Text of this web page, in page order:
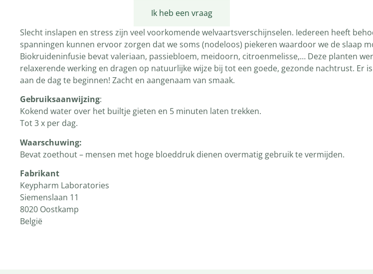
Ik heb een vraag
Slecht inslapen en stress zijn veel voorkomende welvaartsverschijnselen. Iedereen heeft
spanningen kunnen ervoor zorgen dat we soms (nodeloos) piekeren waardoor we de slaap
Biokruideninfusie bevat valeriaan, passiebloem, meidoorn, citroenmelisse,… Deze planten
relaxerende werking en dragen op natuurlijke wijze bij tot een goede, gezonde nachtrust.
aan de dag te beginnen! Zacht en aangenaam van smaak.
Gebruiksaanwijzing:
Kokend water over het builtje gieten en 5 minuten laten trekken.
Tot 3 x per dag.
Waarschuwing:
Bevat zoethout – mensen met hoge bloeddruk dienen overmatig gebruik te vermijden.
Fabrikant
Keypharm Laboratories
Siemenslaan 11
8020 Oostkamp
België